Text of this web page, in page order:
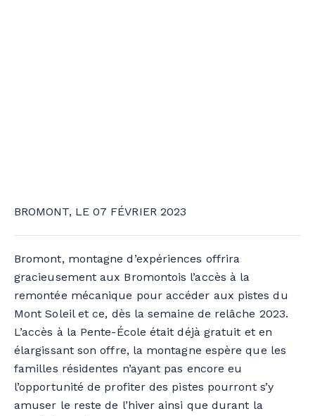
BROMONT, LE 07 FÉVRIER 2023
Bromont, montagne d’expériences offrira
gracieusement aux Bromontois l’accès à la
remontée mécanique pour accéder aux pistes du
Mont Soleil et ce, dès la semaine de relâche 2023.
L’accès à la Pente-École était déjà gratuit et en
élargissant son offre, la montagne espère que les
familles résidentes n’ayant pas encore eu
l’opportunité de profiter des pistes pourront s’y
amuser le reste de l’hiver ainsi que durant la